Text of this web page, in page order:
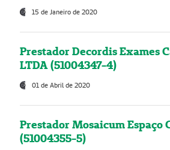
15 de Janeiro de 2020
Prestador Decordis Exames
LTDA (51004347-4)
01 de Abril de 2020
Prestador Mosaicum Espaço
(51004355-5)